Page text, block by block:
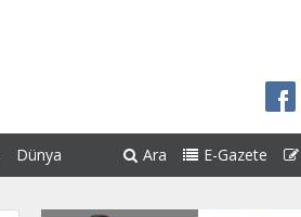
Dünya Ara E-Gazete